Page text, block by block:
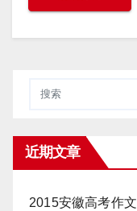
近期文章
2015安徽高考作文